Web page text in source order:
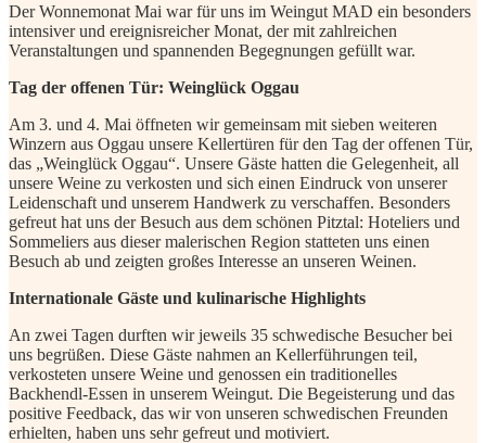
Der Wonnemonat Mai war für uns im Weingut MAD ein besonders
intensiver und ereignisreicher Monat, der mit zahlreichen
Veranstaltungen und spannenden Begegnungen gefüllt war.
Tag der offenen Tür: Weinglück Oggau
Am 3. und 4. Mai öffneten wir gemeinsam mit sieben weiteren
Winzern aus Oggau unsere Kellertüren für den Tag der offenen Tür,
das „Weinglück Oggau“. Unsere Gäste hatten die Gelegenheit, all
unsere Weine zu verkosten und sich einen Eindruck von unserer
Leidenschaft und unserem Handwerk zu verschaffen. Besonders
gefreut hat uns der Besuch aus dem schönen Pitztal: Hoteliers und
Sommeliers aus dieser malerischen Region statteten uns einen
Besuch ab und zeigten großes Interesse an unseren Weinen.
Internationale Gäste und kulinarische Highlights
An zwei Tagen durften wir jeweils 35 schwedische Besucher bei
uns begrüßen. Diese Gäste nahmen an Kellerführungen teil,
verkosteten unsere Weine und genossen ein traditionelles
Backhendl-Essen in unserem Weingut. Die Begeisterung und das
positive Feedback, das wir von unseren schwedischen Freunden
erhielten, haben uns sehr gefreut und motiviert.